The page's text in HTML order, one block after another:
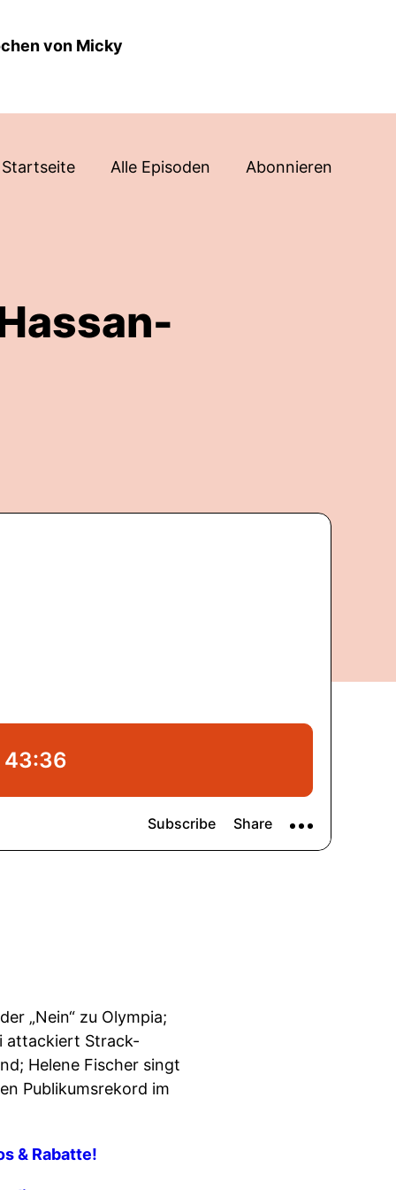
von Micky
Startseite Alle Episoden Abonnieren
„Nein“ zu Olympia;
attackiert Strack-
Helene Fischer singt
Publikumsrekord im
& Rabatte!